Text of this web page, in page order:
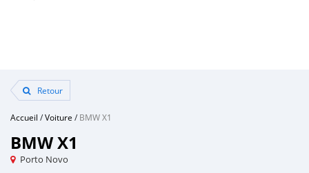
Retour
Accueil /Voiture /BMW X1
BMW X1
Porto Novo